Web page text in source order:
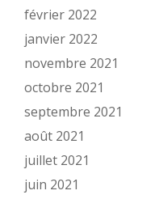
février 2022
janvier 2022
novembre 2021
octobre 2021
septembre 2021
août 2021
juillet 2021
juin 2021